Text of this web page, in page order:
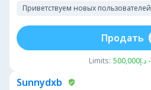
Приветствуем новых пользователей
Limits:
Продать
Sunnydxb